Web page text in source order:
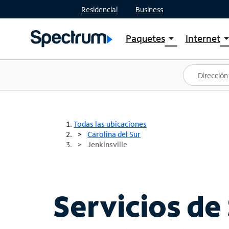
Residencial Business
Paquetesarrow_drop_down
Ver paquetes
Spectrum One
Mejores ofertas
Internetarrow_drop_down
Planes
Todas las ubicaciones
Carolina del Sur
Jenkinsville
Servicios